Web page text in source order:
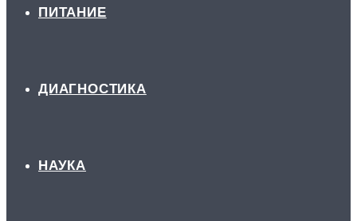
ПИТАНИЕ
ДИАГНОСТИКА
НАУКА